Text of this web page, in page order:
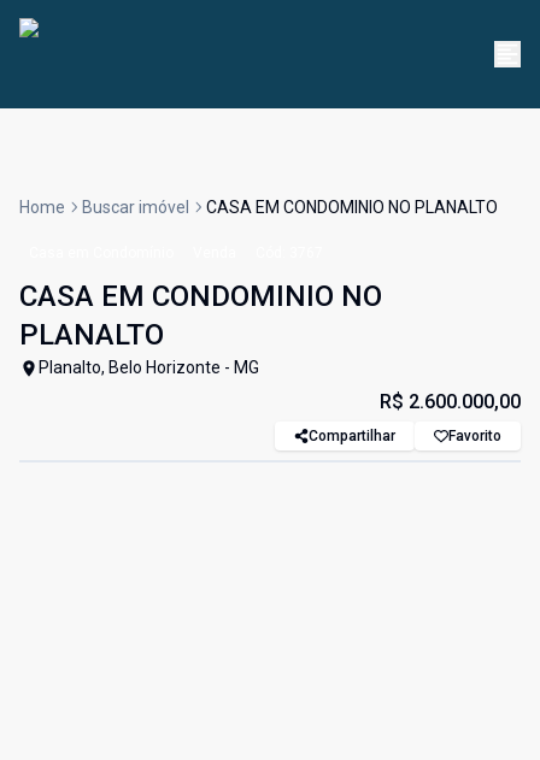
Home Buscar imóvel CASA EM CONDOMINIO NO PLANALTO
CASA EM CONDOMINIO NO
PLANALTO
Planalto, Belo Horizonte - MG
R$ 2.600.000,00
Compartilhar Favorito